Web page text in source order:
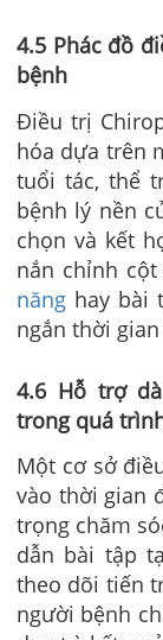
4.5 Phác đồ
bệnh
Điều trị
hóa dựa trên
tuổi tác, thể
bệnh lý nền
chọn và kết
nắn chỉnh
năng hay bài
ngắn thời
4.6 Hỗ trợ
trong quá
Một cơ sở
vào thời gian
trọng chăm
dẫn bài tập
theo dõi tiến
người bệnh